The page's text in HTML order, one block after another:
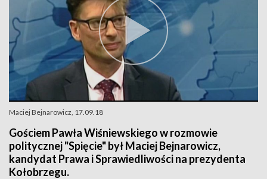
Maciej Bejnarowicz, 17.09.18
Gościem Pawła Wiśniewskiego w rozmowie
politycznej "Spięcie" był Maciej Bejnarowicz,
kandydat Prawa i Sprawiedliwości na prezydenta
Kołobrzegu.